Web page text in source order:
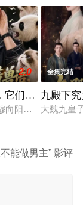
却意外得知自己
2.0
它们个个嘴炮王
向阳高烧觉醒异能
全集完结
九殿下
大魏九皇
能做男主” 影评